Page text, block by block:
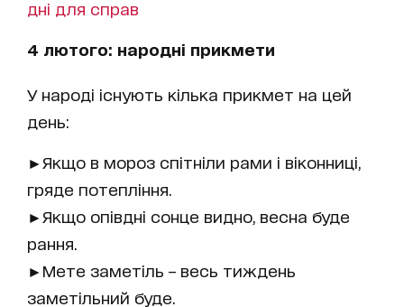
дні для справ
4 лютого: народні прикмети
У народі існують кілька прикмет на цей
день:
►Якщо в мороз спітніли рами і віконниці,
гряде потепління.
►Якщо опівдні сонце видно, весна буде
рання.
►Мете заметіль – весь тиждень
заметільний буде.